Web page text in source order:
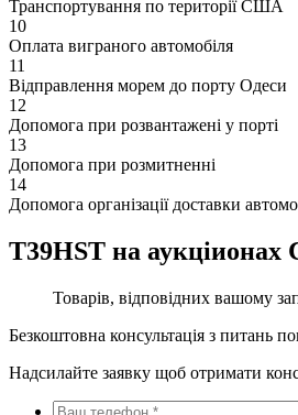
Транспортування по території США
10
Оплата виграного автомобіля
11
Відправлення морем до порту Одеси
12
Допомога при розвантажені у порті
13
Допомога при розмитненні
14
Допомога організації доставки
T39HST на
Товарів, відповідних вашому
Безкоштовна консультація з питань
Надсилайте заявку щоб отримати